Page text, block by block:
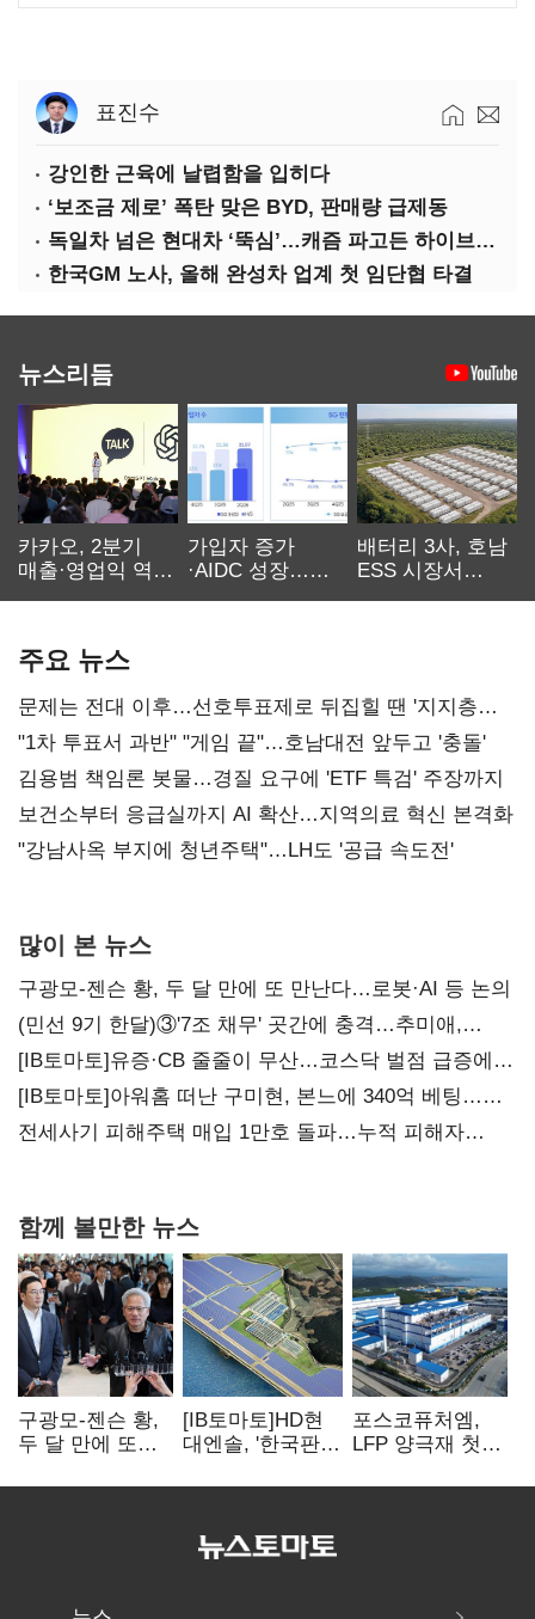
표진수
강인한 근육에 날렵함을 입히다
‘보조금 제로’ 폭탄 맞은 BYD, 판매량 급제동
독일차 넘은 현대차 ‘뚝심’…캐즘 파고든 하이브리드 역전극
한국GM 노사, 올해 완성차 업계 첫 임단협 타결
뉴스리듬
카카오, 2분기
매출·영업익 역대
가입자 증가
·AIDC 성장…
배터리 3사, 호남
ESS 시장서
주요 뉴스
문제는 전대 이후…선호투표제로 뒤집힐 땐 '지지층
불복'
"1차 투표서 과반" "게임 끝"…호남대전 앞두고 '충돌'
김용범 책임론 봇물…경질 요구에 'ETF 특검' 주장까지
보건소부터 응급실까지 AI 확산…지역의료 혁신 본격화
"강남사옥 부지에 청년주택"…LH도 '공급 속도전'
많이 본 뉴스
구광모-젠슨 황, 두 달 만에 또 만난다…로봇·AI 등 논의
(민선 9기 한달)③'7조 채무' 곳간에 충격…추미애,
20년만에 '비상재정' 선언 승부수
[IB토마토]유증·CB 줄줄이 무산…코스닥 벌점 급증에
상폐 압박
[IB토마토]아워홈 떠난 구미현, 본느에 340억 베팅…
가족 지배체제 구축
전세사기 피해주택 매입 1만호 돌파…누적 피해자
함께 볼만한 뉴스
구광모-젠슨 황,
두 달 만에 또
등 논의
[IB토마토]HD현
대엔솔, '한국판
세액공제 선택이
포스코퓨처엠,
LFP 양극재 첫
ESS 시장 공략